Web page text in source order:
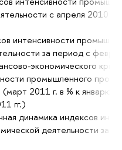
с апреля 2010
интенсивности
за период с
экономического
промышленного
2011 г. в % к январю
гг.)
динамика индексов
деятельности за